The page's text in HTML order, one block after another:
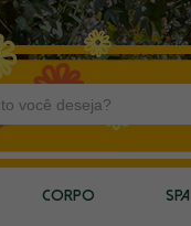
CORPO SPA